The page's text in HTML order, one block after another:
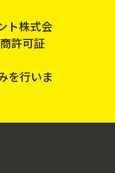
ト株式会
許可証
を行いま